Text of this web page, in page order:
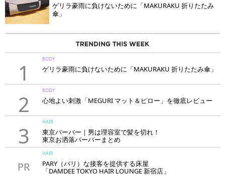
ゲリラ豪雨に負けないために「MAKURAKU 折りたたみ
傘」
1
BODY
ゲリラ豪雨に負けないために「MAKURAKU 折りたたみ傘」
2
BODY
心地よい刺激「MEGURI マット＆ピロー」を徹底レビュー
3
HAIR
東京バーバー｜男は理容室で髪を切れ！
東京お洒落バーバーまとめ
PR
HAIR
PARY（パリ）な接客を提供する床屋
「DAMDEE TOKYO HAIR LOUNGE 新宿店」